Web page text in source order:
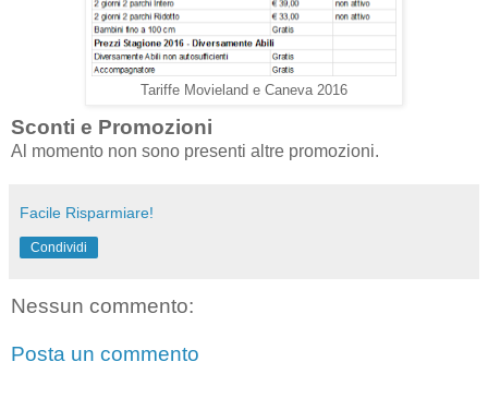
Tariffe Movieland e Caneva 2016
Sconti e Promozioni
Al momento non sono presenti altre promozioni.
Facile Risparmiare!
Condividi
Nessun commento:
Posta un commento